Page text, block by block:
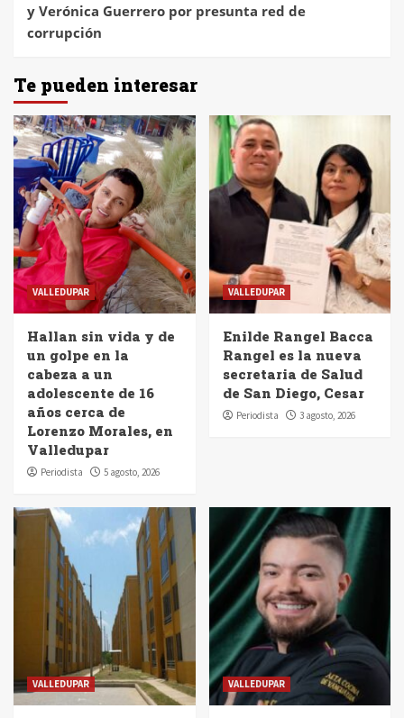
y Verónica Guerrero por presunta red de
corrupción
Te pueden interesar
VALLEDUPAR
Hallan sin vida y de
un golpe en la
cabeza a un
adolescente de 16
años cerca de
Lorenzo Morales, en
Valledupar
Periodista 5 agosto, 2026
VALLEDUPAR
Enilde Rangel Bacca
Rangel es la nueva
secretaria de Salud
de San Diego, Cesar
Periodista 3 agosto, 2026
VALLEDUPAR VALLEDUPAR